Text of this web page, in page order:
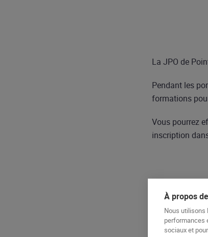
La JPO de
Pendant les
formations
Vous pourrez
inscription
À propos
Nous utilisons
performances
sociaux et